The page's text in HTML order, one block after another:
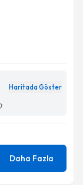
Daha Fazla